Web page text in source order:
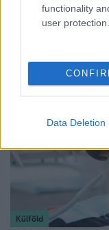
functionality
user protection.
Data Deletion
A pornóból élő
követővel
Külföld